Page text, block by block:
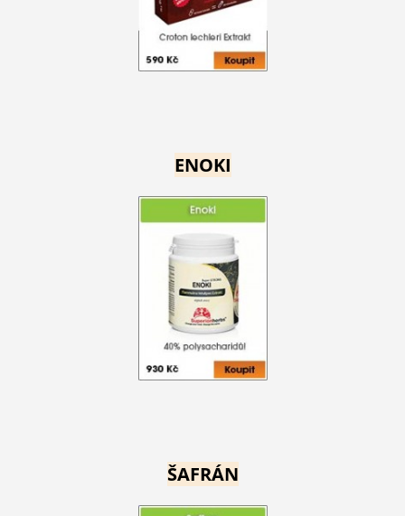
ENOKI
ŠAFRÁN